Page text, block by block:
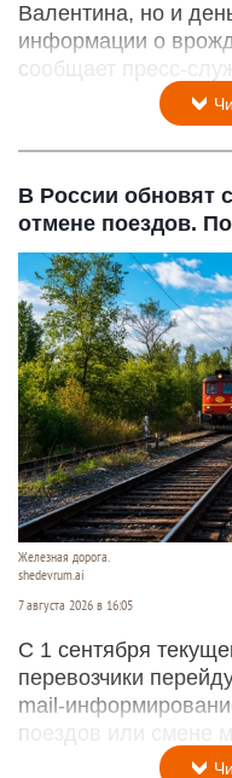
Валентина, но и
информации о
сообщает пресс-
В России обновят
отмене поездов.
Железная дорога.
shedevrum.ai
7 августа 2026 в 16:05
С 1 сентября
перевозчики
mail-
поездов или смене